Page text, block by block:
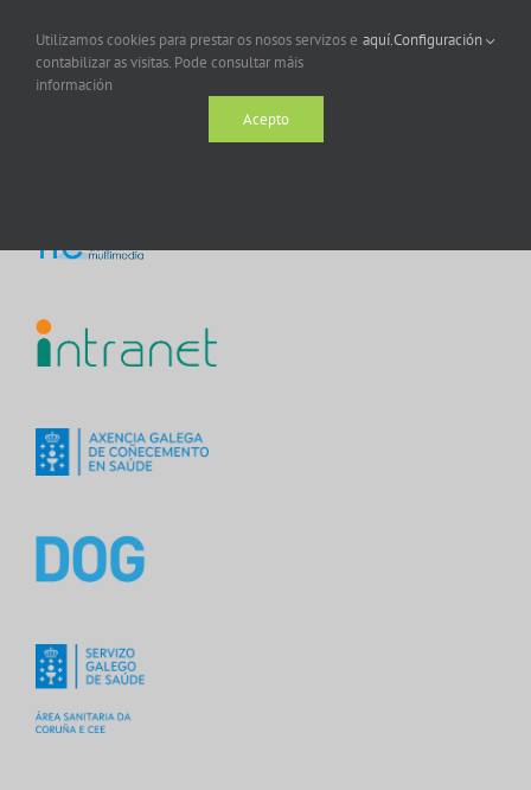
Utilizamos cookies para prestar os nosos servizos e
contabilizar as visitas. Pode consultar máis
información
aquí.Configuración
Acepto